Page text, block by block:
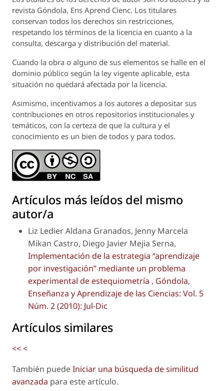
revista Góndola, Ens Aprend Cienc. Los titulares
conservan todos los derechos sin restricciones,
respetando los términos de la licencia en cuanto a la
consulta, descarga y distribución del material.
Cuando la obra o alguno de sus elementos se halle en el
dominio público según la ley vigente aplicable, esta
situación no quedará afectada por la licencia.
Asimismo, incentivamos a los autores a depositar sus
contribuciones en otros repositorios institucionales y
temáticos, con la certeza de que la cultura y el
conocimiento es un bien de todos y para todos.
Artículos más leídos del mismo
autor/a
Liz Ledier Aldana Granados, Jenny Marcela
Mikan Castro, Diego Javier Mejia Serna,
Implementación de la estrategia “aprendizaje
por investigación” mediante un problema
experimental de estequiometría , Góndola,
Enseñanza y Aprendizaje de las Ciencias: Vol. 5
Núm. 2 (2010): Jul-Dic
Artículos similares
<<<
También puedeIniciar una búsqueda de similitud
avanzada para este artículo.